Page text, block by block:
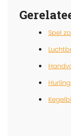
Spel